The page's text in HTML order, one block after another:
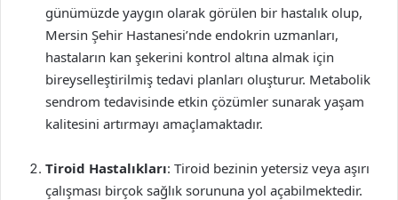
günümüzde yaygın olarak görülen bir hastalık olup,
Mersin Şehir Hastanesi’nde endokrin uzmanları,
hastaların kan şekerini kontrol altına almak için
bireyselleştirilmiş tedavi planları oluşturur. Metabolik
sendrom tedavisinde etkin çözümler sunarak yaşam
kalitesini artırmayı amaçlamaktadır.
Tiroid Hastalıkları: Tiroid bezinin yetersiz veya aşırı
çalışması birçok sağlık sorununa yol açabilmektedir.